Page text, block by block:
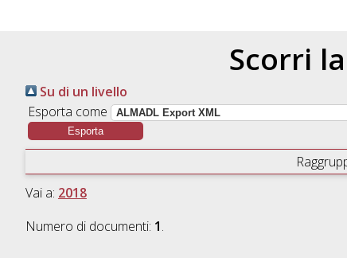
Scorri
Su di un livello
Esporta come
Vai a: 2018
Numero di documenti: 1.